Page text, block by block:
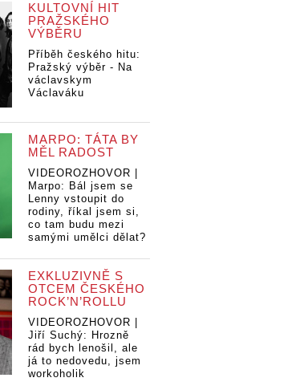
KULTOVNÍ HIT
PRAŽSKÉHO
VÝBĚRU
Příběh českého hitu:
Pražský výběr - Na
václavskym
Václaváku
MARPO: TÁTA BY
MĚL RADOST
VIDEOROZHOVOR |
Marpo: Bál jsem se
Lenny vstoupit do
rodiny, říkal jsem si,
co tam budu mezi
samými umělci dělat?
EXKLUZIVNĚ S
OTCEM ČESKÉHO
ROCK’N’ROLLU
VIDEOROZHOVOR |
Jiří Suchý: Hrozně
rád bych lenošil, ale
já to nedovedu, jsem
workoholik